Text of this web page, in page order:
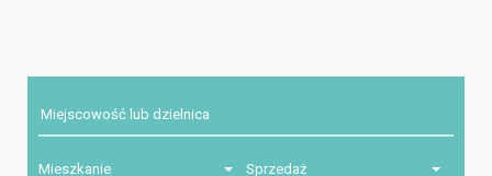
Mieszkanie Sprzedaż